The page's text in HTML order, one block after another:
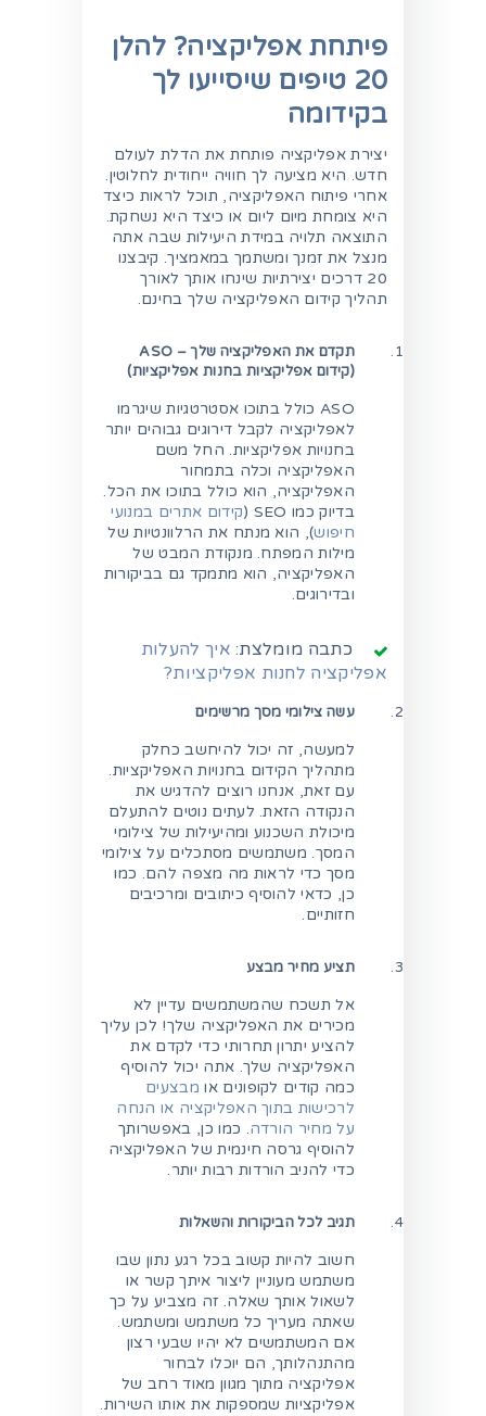
פיתחת אפליקציה? להלן
20 טיפים שיסייעו לך
בקידומה
יצירת אפליקציה פותחת את הדלת לעולם
חדש. היא מציעה לך חוויה ייחודית לחלוטין.
אחרי פיתוח האפליקציה, תוכל לראות כיצד
היא צומחת מיום ליום או כיצד היא נשחקת.
התוצאה תלויה במידת היעילות שבה אתה
מנצל את זמנך ומשתמך במאמציך. קיבצנו
20 דרכים יצירתיות שינחו אותך לאורך
תהליך קידום האפליקציה שלך בחינם.
תקדם את האפליקציה שלך – ASO
(קידום אפליקציות בחנות אפליקציות)
ASO כולל בתוכו אסטרטגיות שיגרמו
לאפליקציה לקבל דירוגים גבוהים יותר
בחנויות אפליקציות. החל משם
האפליקציה וכלה בתמחור
האפליקציה, הוא כולל בתוכו את הכל.
בדיוק כמו SEO (
קידום אתרים במנועי
חיפוש), הוא מנתח את הרלוונטיות של
מילות המפתח. מנקודת המבט של
האפליקציה, הוא מתמקד גם בביקורות
ובדירוגים.
כתבה מומלצת: איך להעלות
אפליקציה לחנות אפליקציות?
עשה צילומי מסך מרשימים
למעשה, זה יכול להיחשב כחלק
מתהליך הקידום בחנויות האפליקציות.
עם זאת, אנחנו רוצים להדגיש את
הנקודה הזאת. לעתים נוטים להתעלם
מיכולת השכנוע ומהיעילות של צילומי
המסך. משתמשים מסתכלים על צילומי
מסך כדי לראות מה מצפה להם. כמו
כן, כדאי להוסיף כיתובים ומרכיבים
חזותיים.
תציע מחיר מבצע
אל תשכח שהמשתמשים עדיין לא
מכירים את האפליקציה שלך! לכן עליך
להציע יתרון תחרותי כדי לקדם את
האפליקציה שלך. אתה יכול להוסיף
כמה קודים לקופונים או מבצעים
לרכישות בתוך האפליקציה או הנחה
על מחיר הורדה. כמו כן, באפשרותך
להוסיף גרסה חינמית של האפליקציה
כדי להניב הורדות רבות יותר.
תגיב לכל הביקורות והשאלות
חשוב להיות קשוב בכל רגע נתון שבו
משתמש מעוניין ליצור איתך קשר או
לשאול אותך שאלה. זה מצביע על כך
שאתה מעריך כל משתמש ומשתמש.
אם המשתמשים לא יהיו שבעי רצון
מהתנהלותך, הם יוכלו לבחור
אפליקציה מתוך מגוון מאוד רחב של
אפליקציות שמספקות את אותו השירות.